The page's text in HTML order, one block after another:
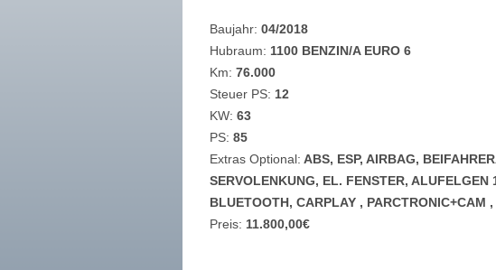
Baujahr: 04/2018
Hubraum: 1100 BENZIN/A EURO 6
Km: 76.000
Steuer PS: 12
KW: 63
PS: 85
Extras Optional: ABS, ESP, AIRBAG,
SERVOLENKUNG, EL. FENSTER,
BLUETOOTH, CARPLAY , PARCTRONIC+CAM
Preis: 11.800,00€